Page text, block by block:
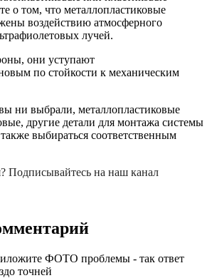
о том, что металлопластиковые
воздействию атмосферного
лучей.
они уступают
по стойкости к механическим
ни выбрали, металлопластиковые
другие детали для монтажа системы
выбираться соответственным
Подписывайтесь на наш канал
ФОТО проблемы - так ответ
точней